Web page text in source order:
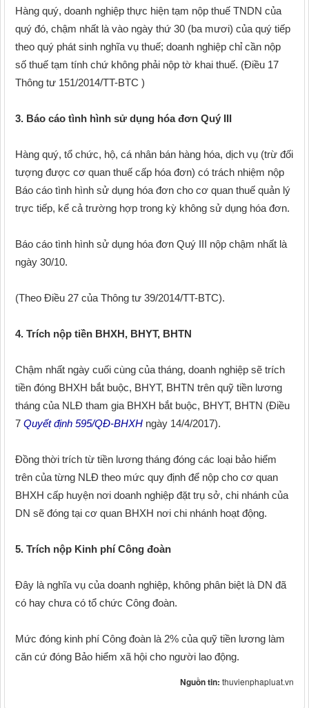
Hàng quý, doanh nghiệp thực hiện tạm nộp thuế TNDN của
quý đó, chậm nhất là vào ngày thứ 30 (ba mươi) của quý tiếp
theo quý phát sinh nghĩa vụ thuế; doanh nghiệp chỉ cần nộp
số thuế tạm tính chứ không phải nộp tờ khai thuế. (Điều 17
Thông tư 151/2014/TT-BTC )
3. Báo cáo tình hình sử dụng hóa đơn Quý III
Hàng quý, tổ chức, hộ, cá nhân bán hàng hóa, dịch vụ (trừ đối
tượng được cơ quan thuế cấp hóa đơn) có trách nhiệm nộp
Báo cáo tình hình sử dụng hóa đơn cho cơ quan thuế quản lý
trực tiếp, kể cả trường hợp trong kỳ không sử dụng hóa đơn.
Báo cáo tình hình sử dụng hóa đơn Quý III nộp chậm nhất là
ngày 30/10.
(Theo Điều 27 của Thông tư 39/2014/TT-BTC).
4. Trích nộp tiền BHXH, BHYT, BHTN
Chậm nhất ngày cuối cùng của tháng, doanh nghiệp sẽ trích
tiền đóng BHXH bắt buộc, BHYT, BHTN trên quỹ tiền lương
tháng của NLĐ tham gia BHXH bắt buộc, BHYT, BHTN (Điều
7 Quyết định 595/QĐ-BHXH ngày 14/4/2017).
Đồng thời trích từ tiền lương tháng đóng các loại bảo hiểm
trên của từng NLĐ theo mức quy định để nộp cho cơ quan
BHXH cấp huyện nơi doanh nghiệp đặt trụ sở, chi nhánh của
DN sẽ đóng tại cơ quan BHXH nơi chi nhánh hoạt động.
5. Trích nộp Kinh phí Công đoàn
Đây là nghĩa vụ của doanh nghiệp, không phân biệt là DN đã
có hay chưa có tổ chức Công đoàn.
Mức đóng kinh phí Công đoàn là 2% của quỹ tiền lương làm
căn cứ đóng Bảo hiểm xã hội cho người lao động.
Nguồn tin: thuvienphapluat.vn